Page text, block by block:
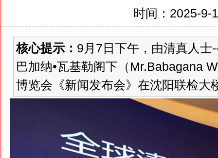
时间：2025-9-
核心提示： 9月7日下午，由清真人士
巴加纳•瓦基勒阁下（Mr.Babagana
博览会《新闻发布会》在沈阳联检大